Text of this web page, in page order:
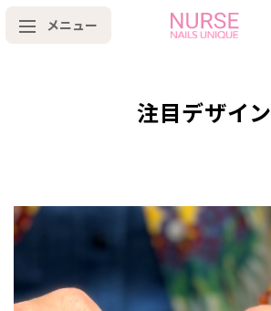
メニュー
注目デザイン